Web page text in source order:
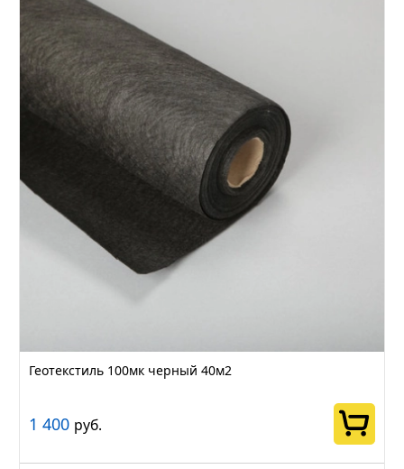
Геотекстиль 100мк черный 40м2
1 400 руб.